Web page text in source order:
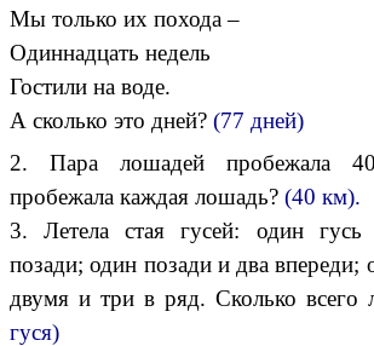
Мы только их похода –
Одиннадцать недель
Гостили на воде.
А сколько это дней? (77 дней)
2. Пара лошадей пробежала
пробежала каждая лошадь? (40 км).
3. Летела стая гусей: один
позади; один позади и два впереди;
двумя и три в ряд. Сколько всего
гуся)